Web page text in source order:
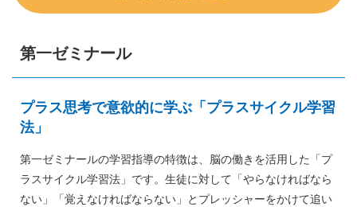
第一ゼミナール
プラス思考で意欲的に学ぶ「プラスサイクル学習
法」
第一ゼミナールの学習指導の特徴は、脳の働きを活用した「プ
ラスサイクル学習法」です。生徒に対して「やらなければなら
ない」「覚えなければならない」とプレッシャーをかけて追い